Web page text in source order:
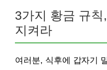
3가지 황금 규
지켜라
여러분, 식후에 갑자기